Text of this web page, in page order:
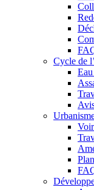
Cycle de